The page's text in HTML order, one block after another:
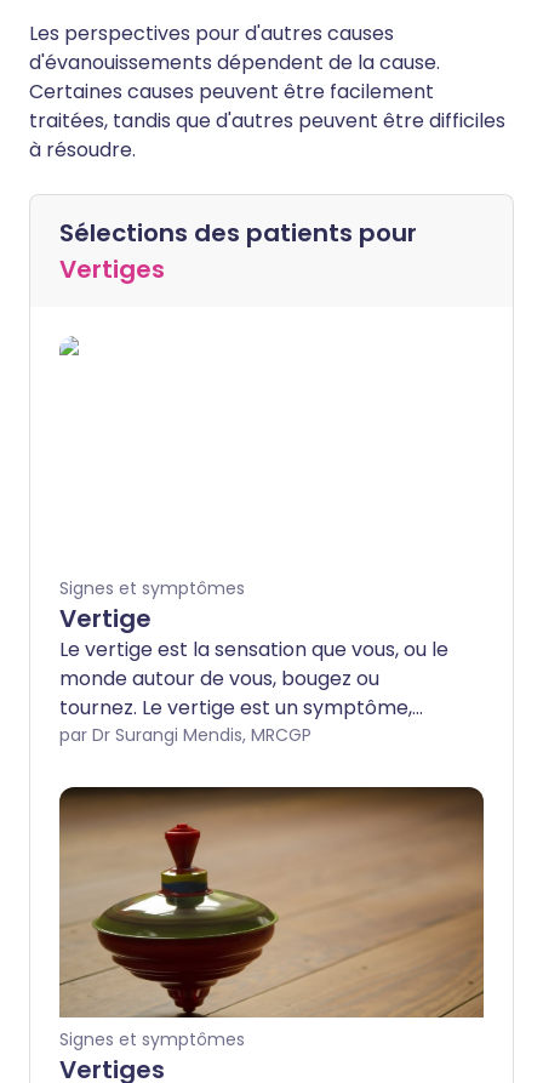
Les perspectives pour d'autres causes
d'évanouissements dépendent de la cause.
Certaines causes peuvent être facilement
traitées, tandis que d'autres peuvent être difficiles
à résoudre.
Sélections des patients pour
Vertiges
Signes et symptômes
Vertige
Le vertige est la sensation que vous, ou le
monde autour de vous, bougez ou
tournez. Le vertige est un symptôme,
plutôt qu'un diagnostic. Vous pouvez ne
courte période (secondes ou minutes).
Cependant, pour certaines personnes, le
vertige peut durer plusieurs heures. Les
personnes qui ont des vertiges peuvent
également se sentir malades (nausées)
ou vomir. Elles peuvent aussi se sentir
instables ou étourdies. Le vertige peut
être causé par des problèmes au niveau
de l'oreille interne ou du cerveau.
Certains médicaments peuvent être
par Dr Surangi Mendis, MRCGP
Signes et symptômes
Vertiges